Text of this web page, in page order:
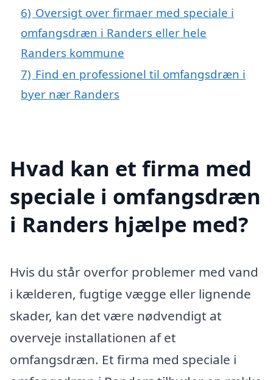
6) Oversigt over firmaer med speciale i
omfangsdræn i Randers eller hele
Randers kommune
7) Find en professionel til omfangsdræn i
byer nær Randers
Hvad kan et firma med
speciale i omfangsdræn
i Randers hjælpe med?
Hvis du står overfor problemer med vand
i kælderen, fugtige vægge eller lignende
skader, kan det være nødvendigt at
overveje installationen af et
omfangsdræn. Et firma med speciale i